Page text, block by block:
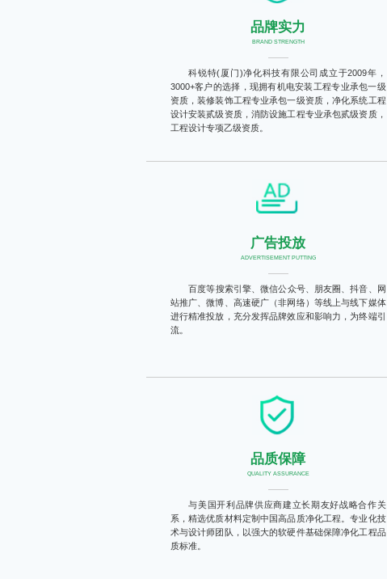
品牌实力
BRAND STRENGTH
科锐特(厦门)净化科技有限公司成立于2009年，
3000+客户的选择，现拥有机电安装工程专业承包一级
资质，装修装饰工程专业承包一级资质，净化系统工程
设计安装贰级资质，消防设施工程专业承包贰级资质，
工程设计专项乙级资质。
广告投放
ADVERTISEMENT PUTTING
百度等搜索引擎、微信公众号、朋友圈、抖音、网
站推广、微博、高速硬广（非网络）等线上与线下媒体
进行精准投放，充分发挥品牌效应和影响力，为终端引
流。
品质保障
QUALITY ASSURANCE
与美国开利品牌供应商建立长期友好战略合作关
系，精选优质材料定制中国高品质净化工程。专业化技
术与设计师团队，以强大的软硬件基础保障净化工程品
质标准。